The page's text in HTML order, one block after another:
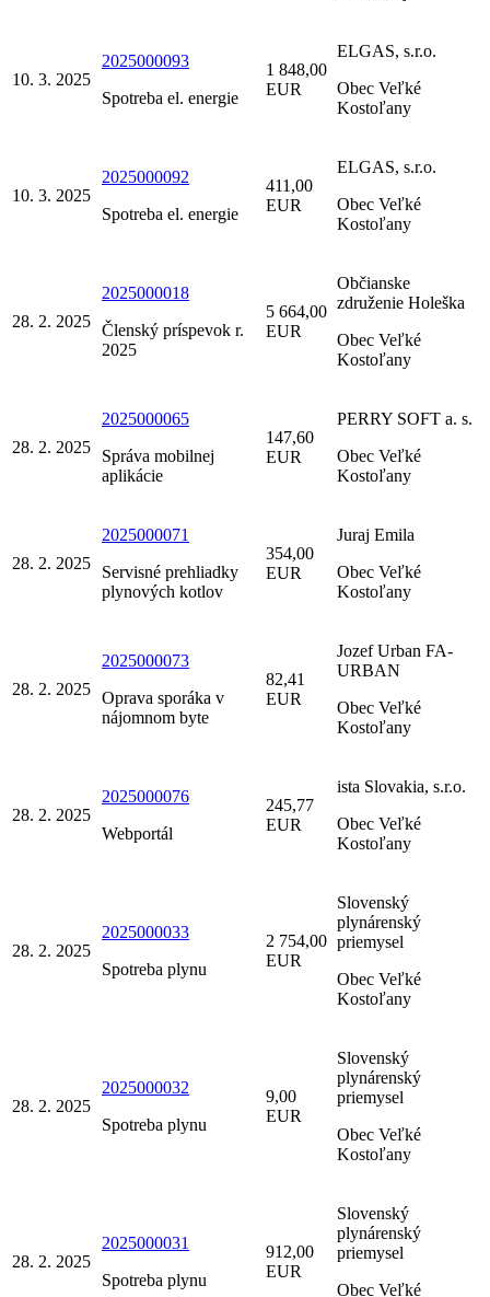
10. 3. 2025
2025000093
Spotreba el. energie
1 848,00
EUR
ELGAS, s.r.o.
Obec Veľké
Kostoľany
10. 3. 2025
2025000092
Spotreba el. energie
411,00
EUR
ELGAS, s.r.o.
Obec Veľké
Kostoľany
28. 2. 2025
2025000018
Členský príspevok r.
2025
5 664,00
EUR
Občianske
združenie Holeška
Obec Veľké
Kostoľany
28. 2. 2025
2025000065
Správa mobilnej
aplikácie
147,60
EUR
PERRY SOFT a. s.
Obec Veľké
Kostoľany
28. 2. 2025
2025000071
Servisné prehliadky
plynových kotlov
354,00
EUR
Juraj Emila
Obec Veľké
Kostoľany
28. 2. 2025
2025000073
Oprava sporáka v
nájomnom byte
82,41
EUR
Jozef Urban FA-
URBAN
Obec Veľké
Kostoľany
28. 2. 2025
2025000076
Webportál
245,77
EUR
ista Slovakia, s.r.o.
Obec Veľké
Kostoľany
28. 2. 2025
2025000033
Spotreba plynu
2 754,00
EUR
Slovenský
plynárenský
priemysel
Obec Veľké
Kostoľany
28. 2. 2025
2025000032
Spotreba plynu
9,00
EUR
Slovenský
plynárenský
priemysel
Obec Veľké
Kostoľany
28. 2. 2025
2025000031
Spotreba plynu
912,00
EUR
Slovenský
plynárenský
priemysel
Obec Veľké